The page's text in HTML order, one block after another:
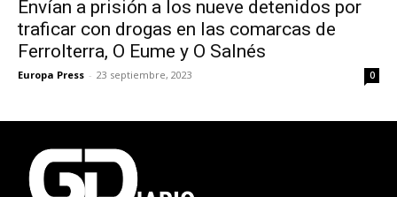
Envían a prisión a los nueve detenidos por
traficar con drogas en las comarcas de
Ferrolterra, O Eume y O Salnés
Europa Press - 23 septiembre, 2023 0